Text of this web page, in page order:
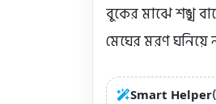
বুকের মাঝে শঙ্খ
মেঘের মরণ ঘনিয়ে
Smart Helper